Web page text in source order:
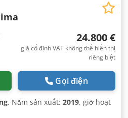
24.800 €
giá cố định VAT không thể hiển thị
riêng biệt
Gọi điện
, Năm sản xuất: 2019, giờ hoạt